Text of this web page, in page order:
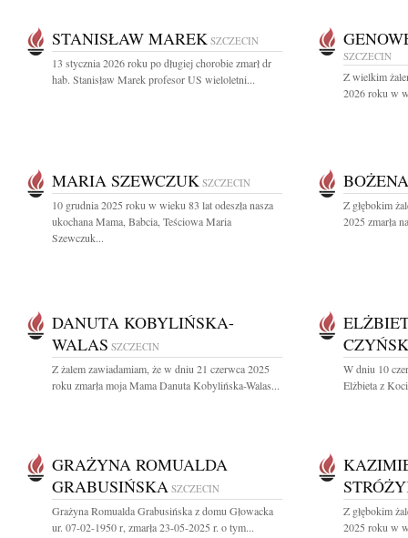
STANISŁAW MAREK SZCZECIN
13 stycznia 2026 roku po długiej chorobie zmarł dr
hab. Stanisław Marek profesor US wieloletni...
SZCZECIN
Z wielkim
2026 roku w
MARIA SZEWCZUK SZCZECIN
10 grudnia 2025 roku w wieku 83 lat odeszła nasza
ukochana Mama, Babcia, Teściowa Maria
Szewczuk...
Z głębokim
2025 zmarła
DANUTA KOBYLIŃSKA-
WALAS SZCZECIN
Z żalem zawiadamiam, że w dniu 21 czerwca 2025
roku zmarła moja Mama Danuta Kobylińska-Walas...
W dniu 10
Elżbieta z
GRAŻYNA ROMUALDA
GRABUSIŃSKA SZCZECIN
Grażyna Romualda Grabusińska z domu Głowacka
ur. 07-02-1950 r, zmarła 23-05-2025 r. o tym...
Z głębokim
2025 roku w